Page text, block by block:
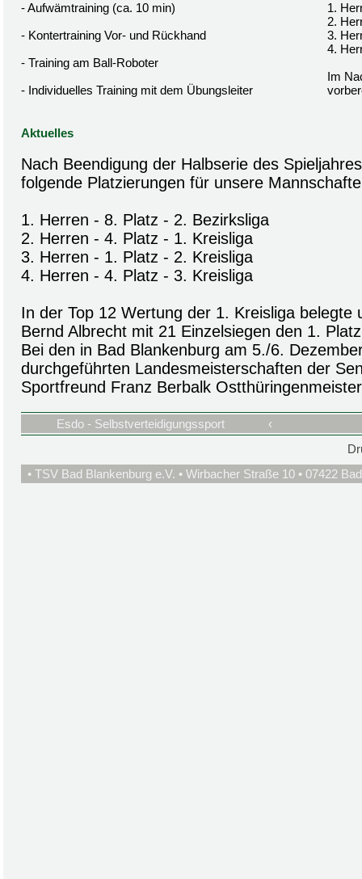
- Aufwämtraining (ca. 10 min)
- Kontertraining Vor- und Rückhand
- Training am Ball-Roboter
- Individuelles Training mit dem Übungsleiter
1.
2.
3.
4.
Im
Aktuelles
Nach Beendigung der Halbserie des
folgende Platzierungen für unsere
1. Herren - 8. Platz - 2. Bezirksliga
2. Herren - 4. Platz - 1. Kreisliga
3. Herren - 1. Platz - 2. Kreisliga
4. Herren - 4. Platz - 3. Kreisliga
In der Top 12 Wertung der 1. Kreisliga belegte
Bernd Albrecht mit 21 Einzelsiegen den 1.
Bei den in Bad Blankenburg am 5./6.
durchgeführten Landesmeisterschaften der
Sportfreund Franz Berbalk
Esdo - Selbstverteidigungssport
‹
• TSV Bad Blankenburg e.V. • Wirbacher Straße 10 • 07422